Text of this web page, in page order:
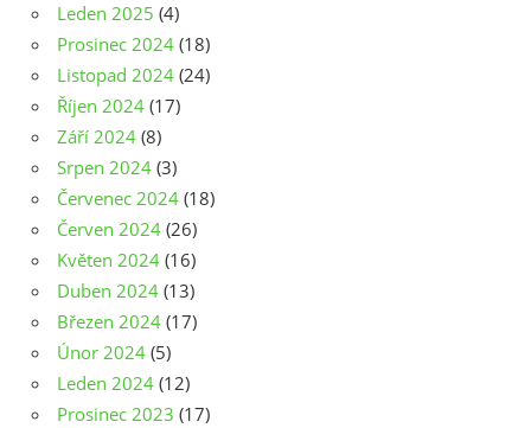
Leden 2025 (4)
Prosinec 2024 (18)
Listopad 2024 (24)
Říjen 2024 (17)
Září 2024 (8)
Srpen 2024 (3)
Červenec 2024 (18)
Červen 2024 (26)
Květen 2024 (16)
Duben 2024 (13)
Březen 2024 (17)
Únor 2024 (5)
Leden 2024 (12)
Prosinec 2023 (17)